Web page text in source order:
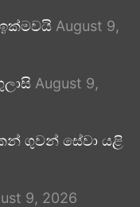
ඉක්මවයි August 9,
August 9,
ගුවන් සේවා යළි
9, 2026